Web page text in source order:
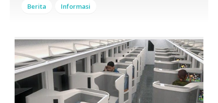
Berita Informasi